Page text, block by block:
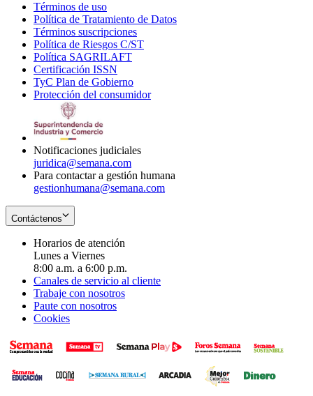
Términos de uso
in
new
window
Política de Tratamiento de Datos
Términos suscripciones
in
Política de Riesgos C/ST
Política SAGRILAFT
new
window
Certificación ISSN
in
new
TyC Plan de Gobierno
in
Protección del consumidorOpens
Notificaciones judiciales
juridica@semana.com
Para contactar a gestión humana
gestionhumana@semana.com
Contáctenos
Horarios de atención
Lunes a Viernes
8:00 a.m. a 6:00 p.m.
Canales de servicio al cliente
Trabaje con nosotros
Paute con nosotros
Cookies